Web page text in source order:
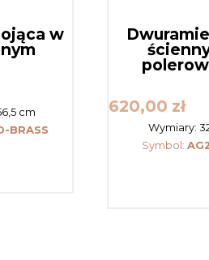
w
cm
BRASS
620,00 zł
Wymiary:
Symbol: